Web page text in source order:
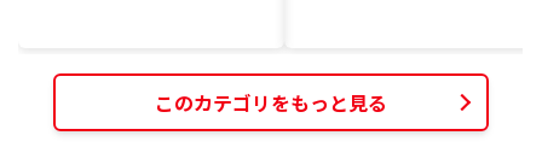
このカテゴリをもっと見る